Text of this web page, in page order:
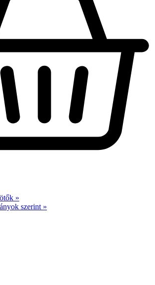
»
szerint »